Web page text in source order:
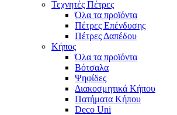
Τεχνητές Πέτρες
Όλα τα προϊόντα
Πέτρες Επένδυσης
Πέτρες Δαπέδου
Κήπος
Όλα τα προϊόντα
Βότσαλα
Ψηφίδες
Διακοσμητικά Κήπου
Πατήματα Κήπου
Deco Uni